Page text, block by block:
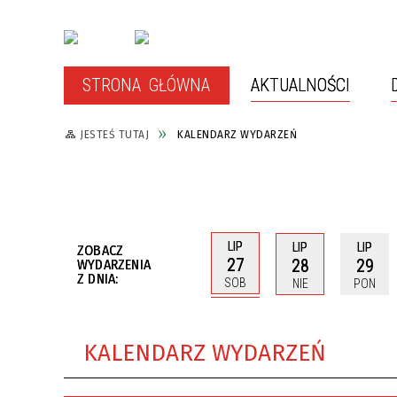
STRONA GŁÓWNA AKTUALNOŚCI
WŁADZE MIASTA
OCHRONA ZWIERZĄT
GDZIE SZUKAĆ POMOCY?
WARTO ZOBACZYĆ
BARTOSZYCE W SIECI MIAST
CITTASLOW
JESTEŚ TUTAJ KALENDARZ WYDARZEŃ
ZOBACZ
WYDARZENIA
Z DNIA:
LIP
27
SOB
LIP
28
NIE
LIP
29
PON
KALENDARZ WYDARZEŃ